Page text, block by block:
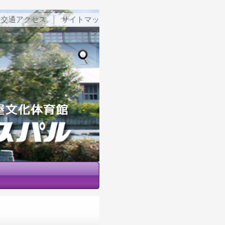
交通アクセス｜サイトマッ
プ